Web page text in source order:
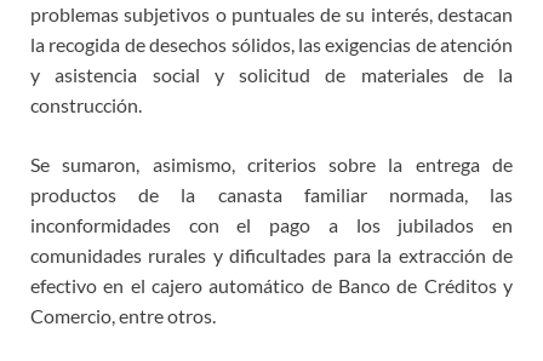
problemas subjetivos o puntuales de su interés, destacan
la recogida de desechos sólidos, las exigencias de atención
y asistencia social y solicitud de materiales de la
construcción.
Se sumaron, asimismo, criterios sobre la entrega de
productos de la canasta familiar normada, las
inconformidades con el pago a los jubilados en
comunidades rurales y dificultades para la extracción de
efectivo en el cajero automático de Banco de Créditos y
Comercio, entre otros.